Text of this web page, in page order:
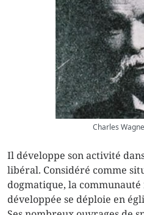
Charles
Il développe son activité
libéral. Considéré comme
dogmatique, la communauté
développée se déploie en